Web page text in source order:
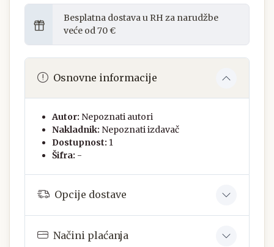
Besplatna dostava u RH za narudžbe
veće od 70 €
Osnovne informacije
Autor: Nepoznati autori
Nakladnik: Nepoznati izdavač
Dostupnost: 1
Šifra: -
Opcije dostave
Načini plaćanja